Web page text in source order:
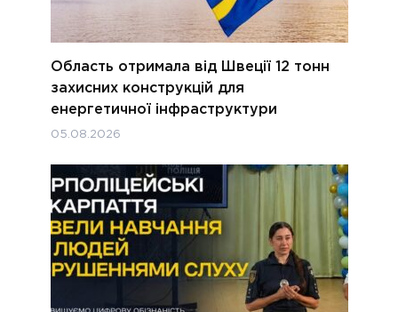
Область отримала від Швеції 12 тонн
захисних конструкцій для
енергетичної інфраструктури
05.08.2026